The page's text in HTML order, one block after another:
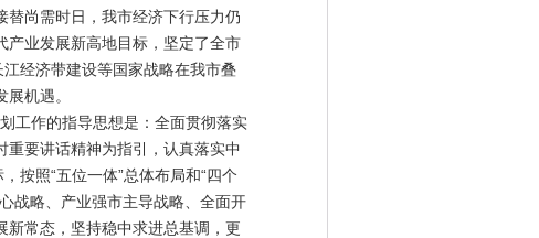
尚需时日，我市经济下行压力仍
产业发展新高地目标，坚定了全市
经济带建设等国家战略在我市叠
机遇。
工作的指导思想是：全面贯彻落实
要讲话精神为指引，认真落实中
按照“五位一体”总体布局和“四个
战略、产业强市主导战略、全面开
新常态，坚持稳中求进总基调，更